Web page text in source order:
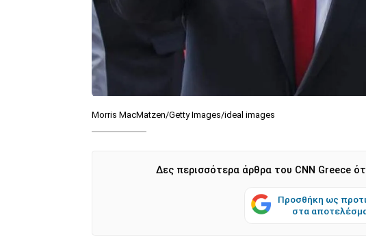
Morris MacMatzen/Getty Images/ideal images
Δες περισσότερα άρθρα του CNN Greece
Προσθήκη ως
στα